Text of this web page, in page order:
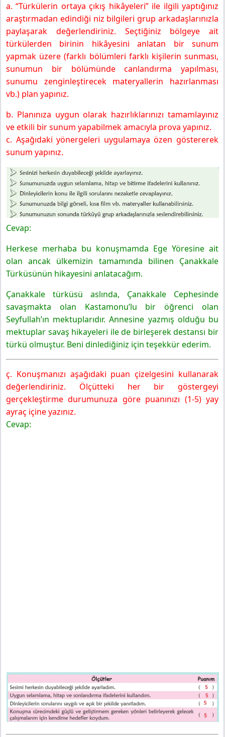
Yayınları
Bu Tema Başka Tema
6. Sınıf Türkçe Ders Kitabı Sayfa 63 Cevapları MEB
Yayınları
Haydi, Bitirelim
6. Sınıf Türkçe Ders Kitabı Sayfa 64 Cevapları MEB
Yayınları
6. Sınıf Türkçe Ders Kitabı Sayfa 65 Cevapları MEB
Yayınları
a. “Türkülerin ortaya çıkış hikâyeleri” ile ilgili yaptığınız
araştırmadan edindiği niz bilgileri grup arkadaşlarınızla
paylaşarak değerlendiriniz. Seçtiğiniz bölgeye ait
türkülerden birinin hikâyesini anlatan bir sunum
yapmak üzere (farklı bölümleri farklı kişilerin sunması,
sunumun bir bölümünde canlandırma yapılması,
sunumu zenginleştirecek materyallerin hazırlanması
vb.) plan yapınız.
b. Planınıza uygun olarak hazırlıklarınızı tamamlayınız
ve etkili bir sunum yapabilmek amacıyla prova yapınız.
c. Aşağıdaki yönergeleri uygulamaya özen göstererek
sunum yapınız.
Cevap:
Herkese merhaba bu konuşmamda Ege Yöresine ait
olan ancak ülkemizin tamamında bilinen Çanakkale
Türküsünün hikayesini anlatacağım.
Çanakkale türküsü aslında, Çanakkale Cephesinde
savaşmakta olan Kastamonu’lu bir öğrenci olan
Seyfullah’ın mektuplarıdır. Annesine yazmış olduğu bu
mektuplar savaş hikayeleri ile de birleşerek destansı bir
türkü olmuştur. Beni dinlediğiniz için teşekkür ederim.
ç. Konuşmanızı aşağıdaki puan çizelgesini kullanarak
değerlendiriniz. Ölçütteki her bir göstergeyi
gerçekleştirme durumunuza göre puanınızı (1-5) yay
ayraç içine yazınız.
Cevap: